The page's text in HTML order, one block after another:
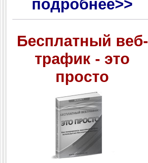
подробнее>>
Бесплатный веб-
трафик - это
просто